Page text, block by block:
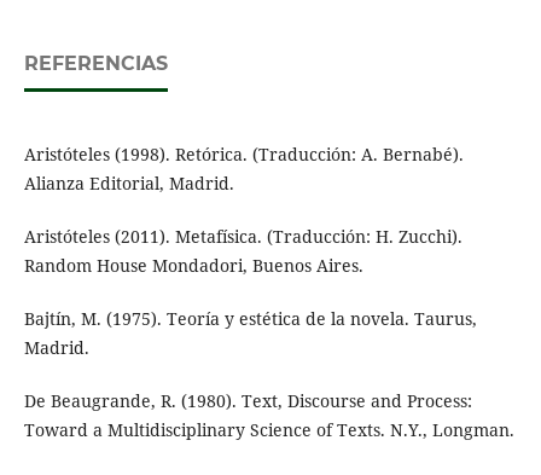
REFERENCIAS
Aristóteles (1998). Retórica. (Traducción: A. Bernabé).
Alianza Editorial, Madrid.
Aristóteles (2011). Metafísica. (Traducción: H. Zucchi).
Random House Mondadori, Buenos Aires.
Bajtín, M. (1975). Teoría y estética de la novela. Taurus,
Madrid.
De Beaugrande, R. (1980). Text, Discourse and Process:
Toward a Multidisciplinary Science of Texts. N.Y., Longman.